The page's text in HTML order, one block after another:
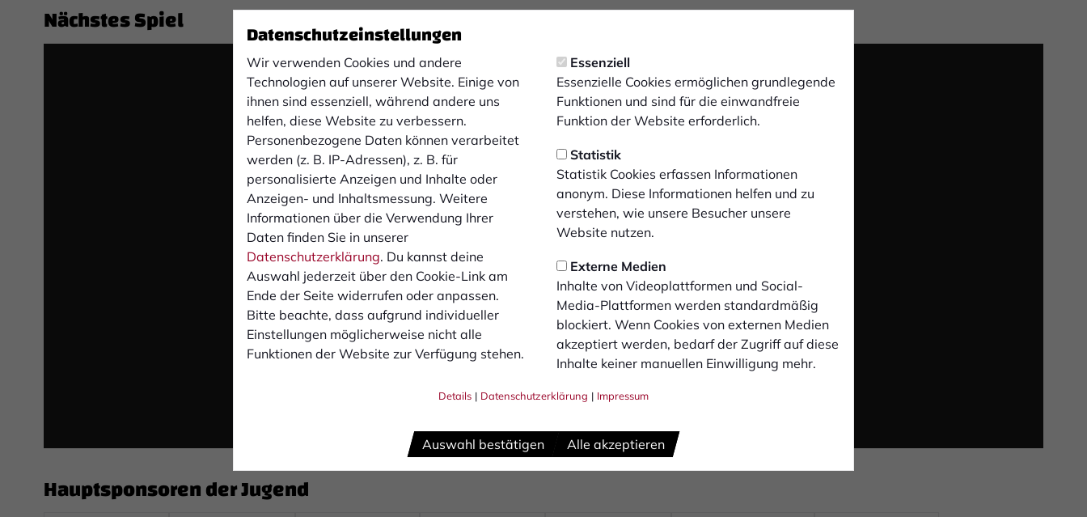
Datenschutzeinstellungen
Wir verwenden Cookies und andere
Technologien auf unserer Website. Einige von
ihnen sind essenziell, während andere uns
helfen, diese Website zu verbessern.
Personenbezogene Daten können verarbeitet
werden (z. B. IP-Adressen), z. B. für
personalisierte Anzeigen und Inhalte oder
Anzeigen- und Inhaltsmessung. Weitere
Informationen über die Verwendung Ihrer
Daten finden Sie in unserer
Datenschutzerklärung. Du kannst deine
Auswahl jederzeit über den Cookie-Link am
Ende der Seite widerrufen oder anpassen.
Bitte beachte, dass aufgrund individueller
Einstellungen möglicherweise nicht alle
Funktionen der Website zur Verfügung stehen.
Essenziell
Essenzielle Cookies ermöglichen grundlegende
Funktionen und sind für die einwandfreie
Funktion der Website erforderlich.
Statistik
Statistik Cookies erfassen Informationen
anonym. Diese Informationen helfen und zu
verstehen, wie unsere Besucher unsere
Website nutzen.
Externe Medien
Inhalte von Videoplattformen und Social-
Media-Plattformen werden standardmäßig
blockiert. Wenn Cookies von externen Medien
akzeptiert werden, bedarf der Zugriff auf diese
Inhalte keiner manuellen Einwilligung mehr.
Details | Datenschutzerklärung | Impressum
Auswahl bestätigen Alle akzeptieren
Nächstes Spiel
Die Spieltermine werden erst nach dem Klick von Fussball.de geladen
und angezeigt. Dazu baut dein Browser eine direkte Verbindung zu den
Servern von fussball.de auf. Mehr Informationen kannst du unserer
Datenschutzerklärung entnehmen.
Inhalte laden
Hauptsponsoren der Jugend